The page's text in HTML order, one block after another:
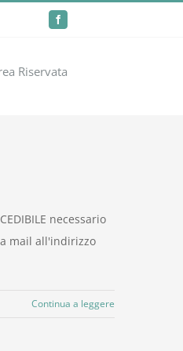
Facebook
Riservata
necessario
mail all'indirizzo
Continua a leggere